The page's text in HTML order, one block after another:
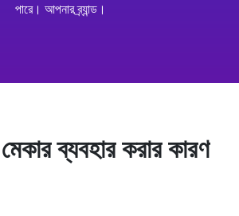
পারে। আপনার ব্র্যান্ড।
ব্যবহার করার কারণ